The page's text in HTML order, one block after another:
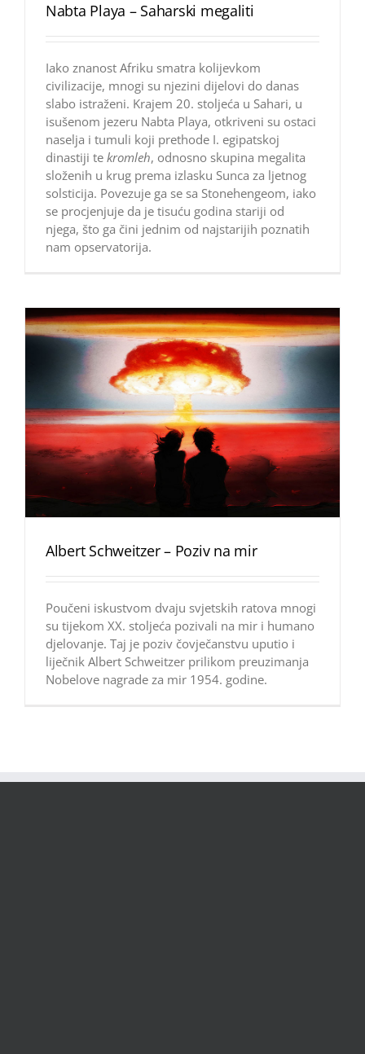
Nabta Playa – Saharski megaliti
Iako znanost Afriku smatra kolijevkom
civilizacije, mnogi su njezini dijelovi do danas
slabo istraženi. Krajem 20. stoljeća u Sahari, u
isušenom jezeru Nabta Playa, otkriveni su ostaci
naselja i tumuli koji prethode I. egipatskoj
dinastiji te kromleh, odnosno skupina megalita
složenih u krug prema izlasku Sunca za ljetnog
solsticija. Povezuje ga se sa Stonehengeom, iako
se procjenjuje da je tisuću godina stariji od
njega, što ga čini jednim od najstarijih poznatih
nam opservatorija.
Albert Schweitzer – Poziv na mir
Poučeni iskustvom dvaju svjetskih ratova mnogi
su tijekom XX. stoljeća pozivali na mir i humano
djelovanje. Taj je poziv čovječanstvu uputio i
liječnik Albert Schweitzer prilikom preuzimanja
Nobelove nagrade za mir 1954. godine.